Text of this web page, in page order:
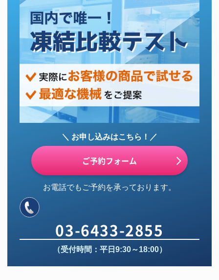
＼ お申し込みはこちら！／
ご予約フォーム
お電話でもご予約を承っております。
03-6433-2855
（受付時間：平日9:30～18:00）